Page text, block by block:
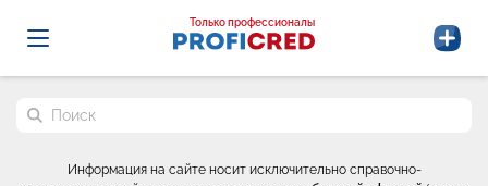
Probrokery - Только профессионалы
Только профессионалы
Поиск по сайту
Информация на сайте носит исключительно справочно-